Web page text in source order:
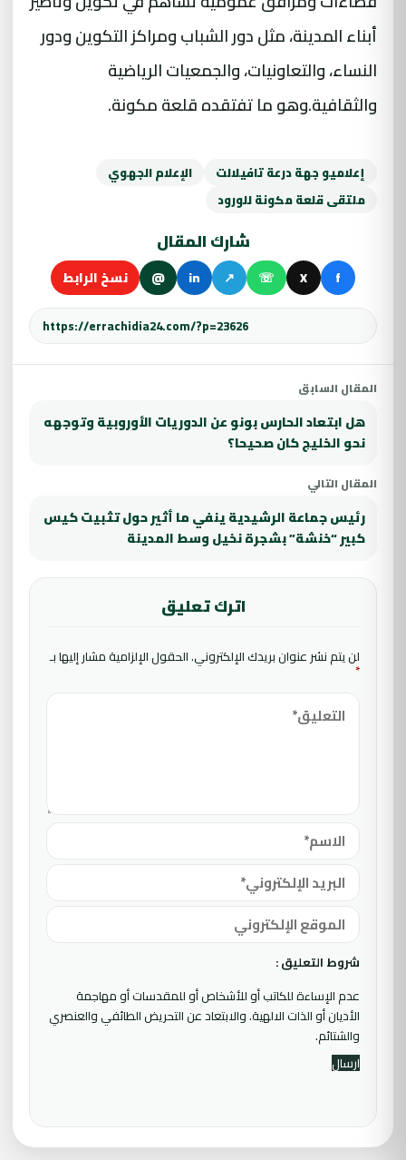
أبناء المدينة، مثل دور الشباب ومراكز التكوين ودور
النساء، والتعاونيات، والجمعيات الرياضية
والثقافية.وهو ما تفتقده قلعة مكونة.
إعلاميو جهة درعة تافيلالت
الإعلام الجهوي
ملتقى قلعة مكونة للورود
شارك المقال
f
X
☏
↗
in
@ نسخ الرابط
المقال السابق
هل ابتعاد الحارس بونو عن الدوريات الأوروبية وتوجهه
نحو الخليج كان صحيحا؟
المقال التالي
رئيس جماعة الرشيدية ينفي ما أثير حول تثبيت كيس
كبير “خنشة” بشجرة نخيل وسط المدينة
اترك تعليق
لن يتم نشر عنوان بريدك الإلكتروني.الحقول الإلزامية مشار إليها بـ
*
شروط التعليق :
عدم الإساءة للكاتب أو للأشخاص أو للمقدسات أو مهاجمة
الأديان أو الذات الالهية. والابتعاد عن التحريض الطائفي والعنصري
والشتائم.